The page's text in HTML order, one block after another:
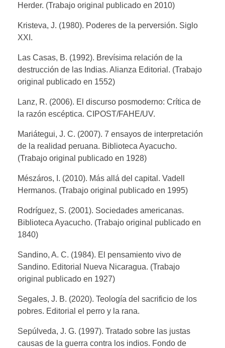
Herder. (Trabajo original publicado en 2010)
Kristeva, J. (1980). Poderes de la perversión. Siglo
XXI.
Las Casas, B. (1992). Brevísima relación de la
destrucción de las Indias. Alianza Editorial. (Trabajo
original publicado en 1552)
Lanz, R. (2006). El discurso posmoderno: Crítica de
la razón escéptica. CIPOST/FAHE/UV.
Mariátegui, J. C. (2007). 7 ensayos de interpretación
de la realidad peruana. Biblioteca Ayacucho.
(Trabajo original publicado en 1928)
Mészáros, I. (2010). Más allá del capital. Vadell
Hermanos. (Trabajo original publicado en 1995)
Rodríguez, S. (2001). Sociedades americanas.
Biblioteca Ayacucho. (Trabajo original publicado en
1840)
Sandino, A. C. (1984). El pensamiento vivo de
Sandino. Editorial Nueva Nicaragua. (Trabajo
original publicado en 1927)
Segales, J. B. (2020). Teología del sacrificio de los
pobres. Editorial el perro y la rana.
Sepúlveda, J. G. (1997). Tratado sobre las justas
causas de la guerra contra los indios. Fondo de